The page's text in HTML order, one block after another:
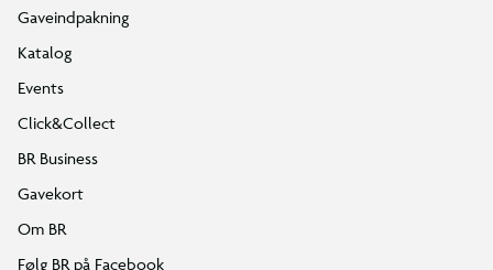
Gaveindpakning
Katalog
Events
Click&Collect
BR Business
Gavekort
Om BR
Følg BR på Facebook